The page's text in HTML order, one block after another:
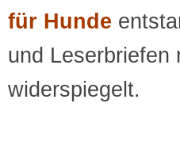
für Hunde
und Leserbriefen
widerspiegelt.